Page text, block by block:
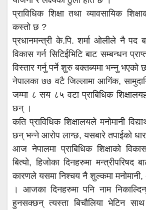
प्राविधिक शिक्षा तथा व्यावसायिक
कस्तो छ ?
प्रधानमन्त्री के.पि. शर्मा ओलीले नै पद
विकास गर्न सिटिईभिटि बाट सम्बन्धन
विस्तार गर्नु पर्ने शुरु बक्तब्यमा भन्नु भएको
नेपालका ७७ वटै जिल्लामा आगिंक,
जम्मा ८ सय ८५ वटा प्राबिधिक
छन् ।
कति प्राविधिक शिक्षालयले मनोमानी
छन् भन्ने आरोप लाग्छ, यसबारे तपाईको
आज नेपालमा प्राबिधिक शिक्षाको
बित्यो, हिजोका दिनहरुमा मन्त्रीपरिषद
कारणले यसमा निश्चय नै शुल्कमा मनोमानी,
। आजका दिनहरुमा पनि नाम
हुनसक्छन् त्यस्ता बिचौलिया भेटिन